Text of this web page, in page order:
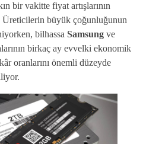
bir vakitte fiyat artışlarının
Üreticilerin büyük çoğunluğunun
bilhassa Samsung ve
birkaç ay evvelki ekonomik
oranlarını önemli düzeyde